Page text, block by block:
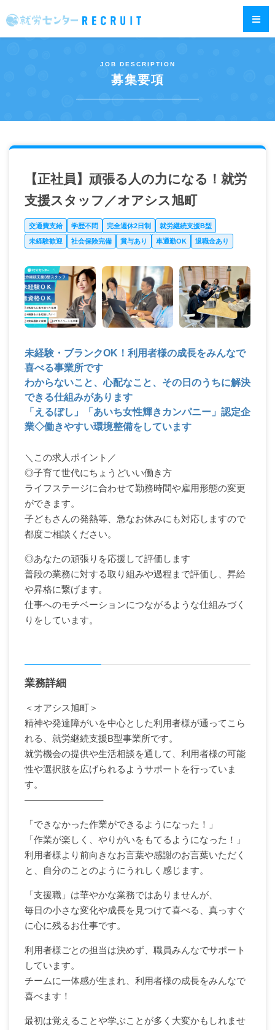
JOB DESCRIPTION
募集要項
【正社員】頑張る人の力になる！就労
支援スタッフ／オアシス旭町
交通費支給 学歴不問 完全週休2日制 就労継続支援B型
未経験歓迎 社会保険完備 賞与あり 車通勤OK 退職金あり
未経験・ブランクOK！利用者様の成長をみんなで
喜べる事業所です
わからないこと、心配なこと、その日のうちに解決
できる仕組みがあります
「えるぼし」「あいち女性輝きカンパニー」認定企
業◇働きやすい環境整備をしています
＼この求人ポイント／
◎子育て世代にちょうどいい働き方
ライフステージに合わせて勤務時間や雇用形態の変更
ができます。
子どもさんの発熱等、急なお休みにも対応しますので
都度ご相談ください。
◎あなたの頑張りを応援して評価します
普段の業務に対する取り組みや過程まで評価し、昇給
や昇格に繋げます。
仕事へのモチベーションにつながるような仕組みづく
りをしています。
業務詳細
＜オアシス旭町＞
精神や発達障がいを中心とした利用者様が通ってこら
れる、就労継続支援B型事業所です。
就労機会の提供や生活相談を通して、利用者様の可能
性や選択肢を広げられるようサポートを行っていま
す。
————————–
「できなかった作業ができるようになった！」
「作業が楽しく、やりがいをもてるようになった！」
利用者様より前向きなお言葉や感謝のお言葉いただく
と、自分のことのようにうれしく感じます。
「支援職」は華やかな業務ではありませんが、
毎日の小さな変化や成長を見つけて喜べる、真っすぐ
に心に残るお仕事です。
利用者様ごとの担当は決めず、職員みんなでサポート
しています。
チームに一体感が生まれ、利用者様の成長をみんなで
喜べます！
最初は覚えることや学ぶことが多く大変かもしれませ